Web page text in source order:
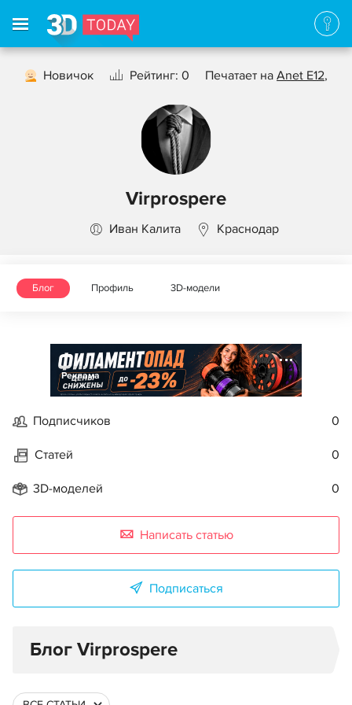
Новичок Рейтинг: 0 Печатает на Anet E12,
Virprospere
Иван Калита Краснодар
Блог Профиль 3D-модели
Реклама
Подписчиков 0
Статей 0
3D-моделей 0
Написать статью
Подписаться
Блог Virprospere